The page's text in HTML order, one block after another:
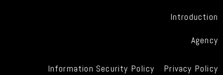
Introduction
Agency
Information Security Policy Privacy Policy